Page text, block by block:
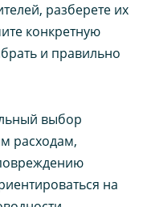
разберете их
конкретную
и правильно
выбор
расходам,
на